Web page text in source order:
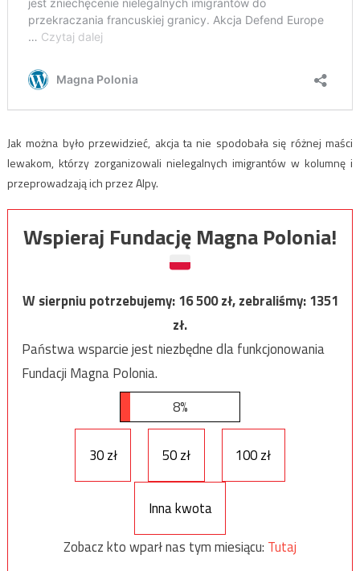
Jak można było przewidzieć, akcja ta nie spodobała się różnej maści
lewakom, którzy zorganizowali nielegalnych imigrantów w kolumnę i
przeprowadzają ich przez Alpy.
Wspieraj Fundację Magna Polonia!
W sierpniu potrzebujemy:16 500zł, zebraliśmy:1351
zł.
Państwa wsparcie jest niezbędne dla funkcjonowania
Fundacji Magna Polonia.
8%
30 zł 50 zł 100 zł
Inna kwota
Zobacz kto wparł nas tym miesiącu: Tutaj